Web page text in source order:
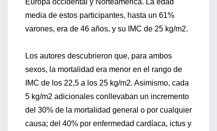
Europa occidental y Norteamérica. La edad
media de estos participantes, hasta un 61%
varones, era de 46 años, y su IMC de 25 kg/m2.
Los autores descubrieron que, para ambos
sexos, la mortalidad era menor en el rango de
IMC de los 22,5 a los 25 kg/m2. Asimismo, cada
5 kg/m2 adicionales conllevaban un incremento
del 30% de la mortalidad general o por cualquier
causa; del 40% por enfermedad cardíaca, ictus y